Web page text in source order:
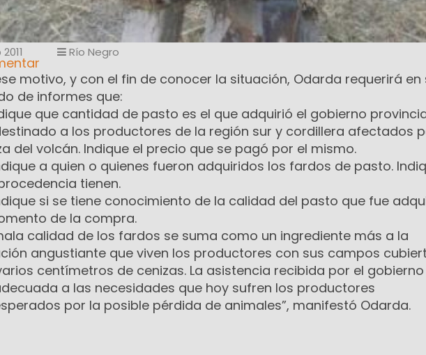
Río Negro
motivo, y con el fin de conocer la situación, Odarda requerirá en
de informes que:
que cantidad de pasto es el que adquirió el gobierno
a los productores de la región sur y cordillera afectados
del volcán. Indique el precio que se pagó por el mismo.
a quien o quienes fueron adquiridos los fardos de pasto.
tienen.
si se tiene conocimiento de la calidad del pasto que fue
de la compra.
calidad de los fardos se suma como un ingrediente más a la
angustiante que viven los productores con sus campos
centímetros de cenizas. La asistencia recibida por el
a las necesidades que hoy sufren los productores
por la posible pérdida de animales”, manifestó Odarda.